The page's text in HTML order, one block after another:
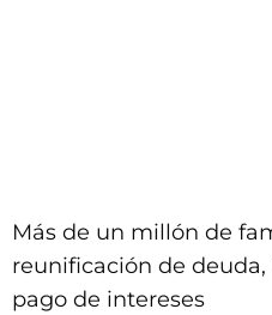
Más de un millón de
reunificación de
pago de intereses